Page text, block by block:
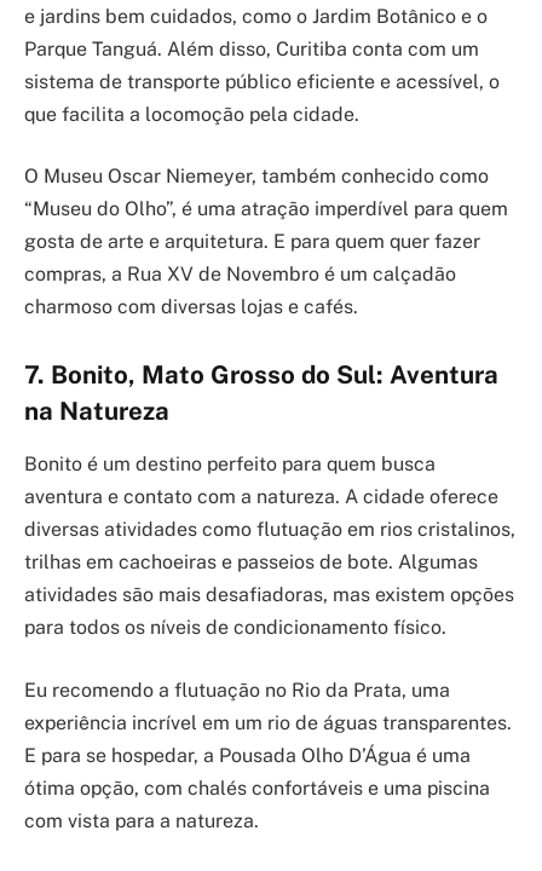
e jardins bem cuidados, como o Jardim Botânico e o
Parque Tanguá. Além disso, Curitiba conta com um
sistema de transporte público eficiente e acessível, o
que facilita a locomoção pela cidade.
O Museu Oscar Niemeyer, também conhecido como
“Museu do Olho”, é uma atração imperdível para quem
gosta de arte e arquitetura. E para quem quer fazer
compras, a Rua XV de Novembro é um calçadão
charmoso com diversas lojas e cafés.
7. Bonito, Mato Grosso do Sul: Aventura
na Natureza
Bonito é um destino perfeito para quem busca
aventura e contato com a natureza. A cidade oferece
diversas atividades como flutuação em rios cristalinos,
trilhas em cachoeiras e passeios de bote. Algumas
atividades são mais desafiadoras, mas existem opções
para todos os níveis de condicionamento físico.
Eu recomendo a flutuação no Rio da Prata, uma
experiência incrível em um rio de águas transparentes.
E para se hospedar, a Pousada Olho D’Água é uma
ótima opção, com chalés confortáveis e uma piscina
com vista para a natureza.